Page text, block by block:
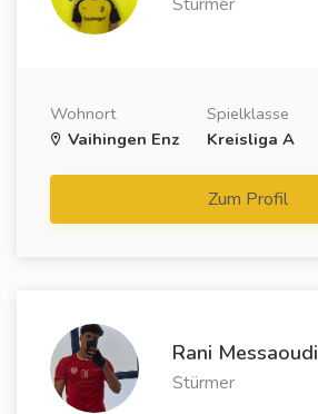
Wohnort
Vaihingen Enz
Spielklasse
Kreisliga A
Zum Profil
Rani Messaoudi
Stürmer